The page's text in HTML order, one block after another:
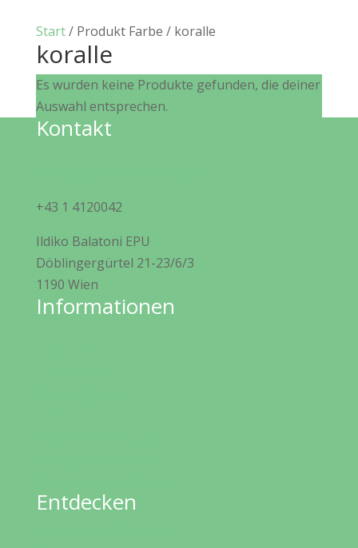
Start/ Produkt Farbe / koralle
koralle
Es wurden keine Produkte gefunden, die deiner
Auswahl entsprechen.
Kontakt
+43 1 4120042
Ildiko Balatoni EPU
Döblingergürtel 21-23/6/3
1190 Wien
Informationen
Entdecken